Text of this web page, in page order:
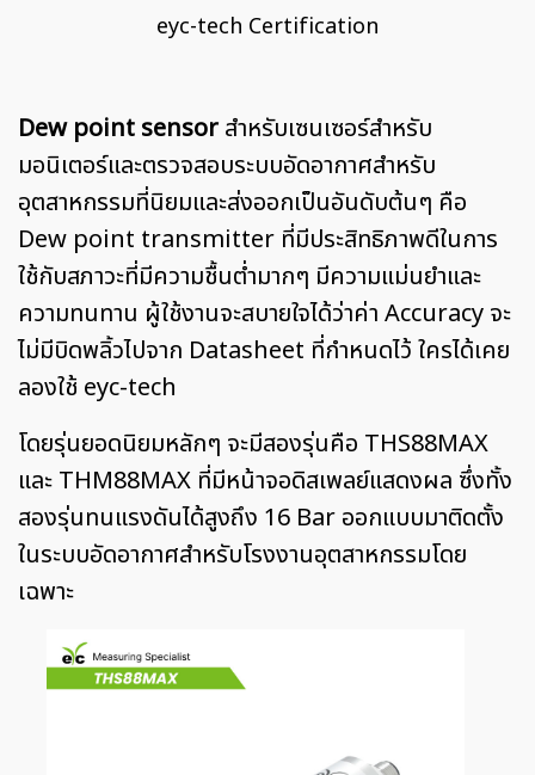
eyc-tech Certification
Dew point sensor สำหรับเซนเซอร์สำหรับ
มอนิเตอร์และตรวจสอบระบบอัดอากาศสำหรับ
อุตสาหกรรมที่นิยมและส่งออกเป็นอันดับต้นๆ คือ
Dew point transmitter ที่มีประสิทธิภาพดีในการ
ใช้กับสภาวะที่มีความชื้นต่ำมากๆ มีความแม่นยำและ
ความทนทาน ผู้ใช้งานจะสบายใจได้ว่าค่า Accuracy จะ
ไม่มีบิดพลิ้วไปจาก Datasheet ที่กำหนดไว้ ใครได้เคย
ลองใช้ eyc-tech
โดยรุ่นยอดนิยมหลักๆ จะมีสองรุ่นคือ THS88MAX
และ THM88MAX ที่มีหน้าจอดิสเพลย์แสดงผล ซึ่งทั้ง
สองรุ่นทนแรงดันได้สูงถึง 16 Bar ออกแบบมาติดตั้ง
ในระบบอัดอากาศสำหรับโรงงานอุตสาหกรรมโดย
เฉพาะ